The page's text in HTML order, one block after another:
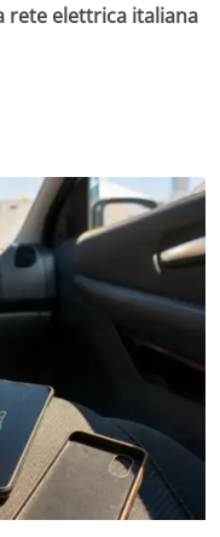
rete elettrica italiana